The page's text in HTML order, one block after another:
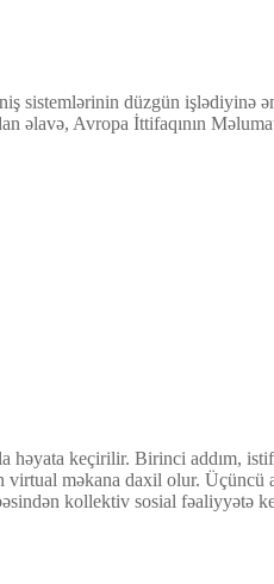
sistemlərinin düzgün işlədiyinə
Avropa İttifaqının
həyata keçirilir. Birinci addım,
virtual məkana daxil olur. Üçüncü
kollektiv sosial fəaliyyətə